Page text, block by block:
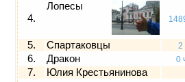
4.
Лопесы
5. Спартаковцы 2
6. Дракон 0
7. Юлия Крестьянинова